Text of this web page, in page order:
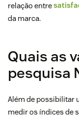
relação entre
da marca.
Quais as
pesquisa
Além de possibilitar
medir os índices de